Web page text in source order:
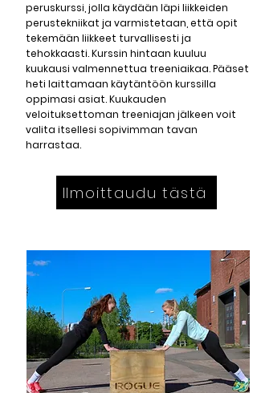
peruskurssi, jolla käydään läpi liikkeiden
perustekniikat ja varmistetaan, että opit
tekemään liikkeet turvallisesti ja
tehokkaasti. Kurssin hintaan kuuluu
kuukausi valmennettua treeniaikaa. Pääset
heti laittamaan käytäntöön kurssilla
oppimasi asiat. Kuukauden
veloituksettoman treeniajan jälkeen voit
valita itsellesi sopivimman tavan
harrastaa.
Ilmoittaudu tästä